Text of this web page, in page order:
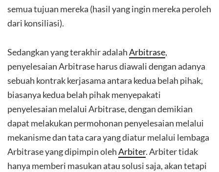
semua tujuan mereka (hasil yang ingin mereka peroleh
dari konsiliasi).
Sedangkan yang terakhir adalahArbitrase,
penyelesaian Arbitrase harus diawali dengan adanya
sebuah kontrak kerjasama antara kedua belah pihak,
biasanya kedua belah pihak menyepakati
penyelesaian melalui Arbitrase, dengan demikian
dapat melakukan permohonan penyelesaian melalui
mekanisme dan tata cara yang diatur melalui lembaga
Arbitrase yang dipimpin olehArbiter. Arbiter tidak
hanya memberi masukan atau solusi saja, akan tetapi